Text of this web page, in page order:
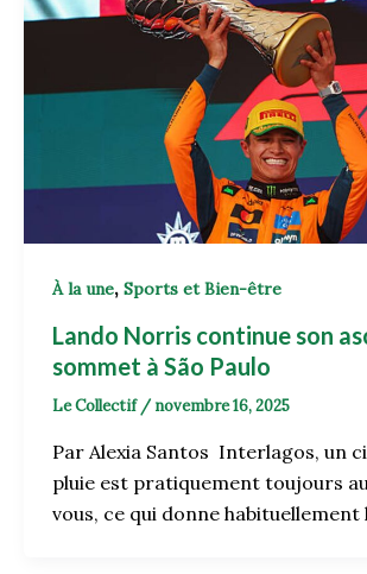
À la une, Sports et Bien-être
Lando Norris continue son
sommet à São Paulo
Le Collectif / novembre 16, 2025
Par Alexia Santos Interlagos, un
pluie est pratiquement toujours
vous, ce qui donne habituellement